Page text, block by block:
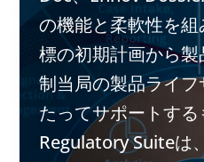
の機能と柔軟性を
標の初期計画から
制当局の製品ライ
たってサポートす
Regulatory Suiteは